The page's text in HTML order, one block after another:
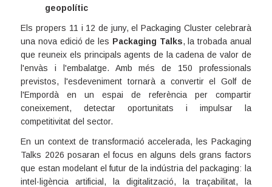
geopolític
Els propers 11 i 12 de juny, el Packaging Cluster celebrarà
una nova edició de les Packaging Talks, la trobada anual
que reuneix els principals agents de la cadena de valor de
l'envàs i l'embalatge. Amb més de 150 professionals
previstos, l'esdeveniment tornarà a convertir el Golf de
l'Empordà en un espai de referència per compartir
coneixement, detectar oportunitats i impulsar la
competitivitat del sector.
En un context de transformació accelerada, les Packaging
Talks 2026 posaran el focus en alguns dels grans factors
que estan modelant el futur de la indústria del packaging: la
intel·ligència artificial, la digitalització, la traçabilitat, la